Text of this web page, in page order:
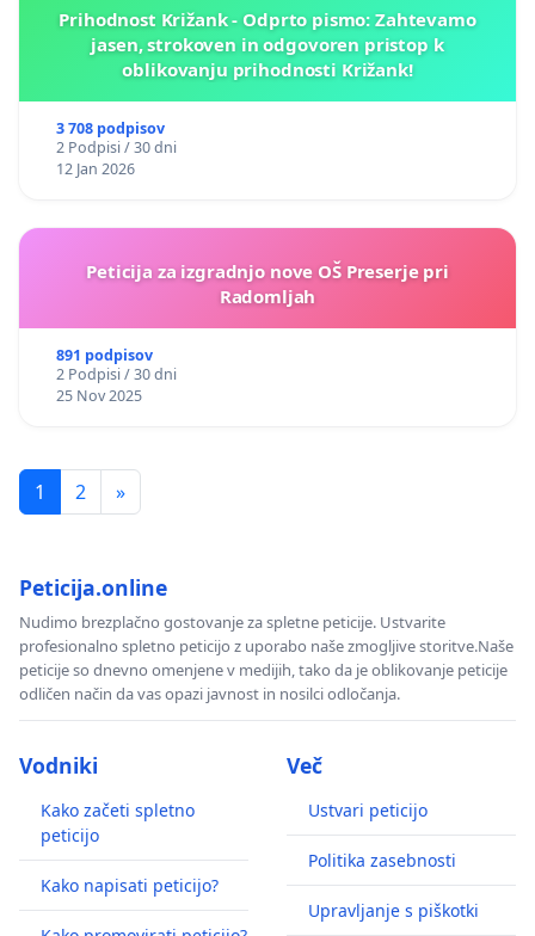
Prihodnost Križank - Odprto pismo: Zahtevamo
jasen, strokoven in odgovoren pristop k
oblikovanju prihodnosti Križank!
3 708 podpisov
2 Podpisi / 30 dni
12 Jan 2026
Peticija za izgradnjo nove OŠ Preserje pri
Radomljah
891 podpisov
2 Podpisi / 30 dni
25 Nov 2025
1 2 »
Peticija.online
Nudimo brezplačno gostovanje za spletne peticije. Ustvarite
profesionalno spletno peticijo z uporabo naše zmogljive storitve.Naše
peticije so dnevno omenjene v medijih, tako da je oblikovanje peticije
odličen način da vas opazi javnost in nosilci odločanja.
Vodniki
Kako začeti spletno
peticijo
Kako napisati peticijo?
Več
Ustvari peticijo
Politika zasebnosti
Upravljanje s piškotki